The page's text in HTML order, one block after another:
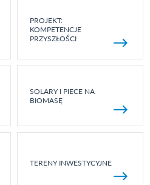
PROJEKT:
KOMPETENCJE
PRZYSZŁOŚCI
SOLARY I PIECE NA
BIOMASĘ
TERENY INWESTYCYJNE